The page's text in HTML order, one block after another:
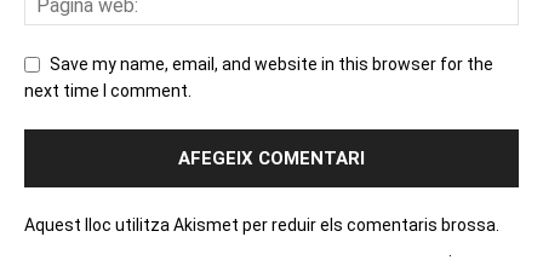
Save my name, email, and website in this browser for the
next time I comment.
Aquest lloc utilitza Akismet per reduir els comentaris brossa.